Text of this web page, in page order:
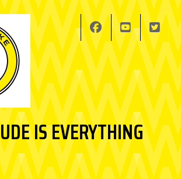
IS EVERYTHING